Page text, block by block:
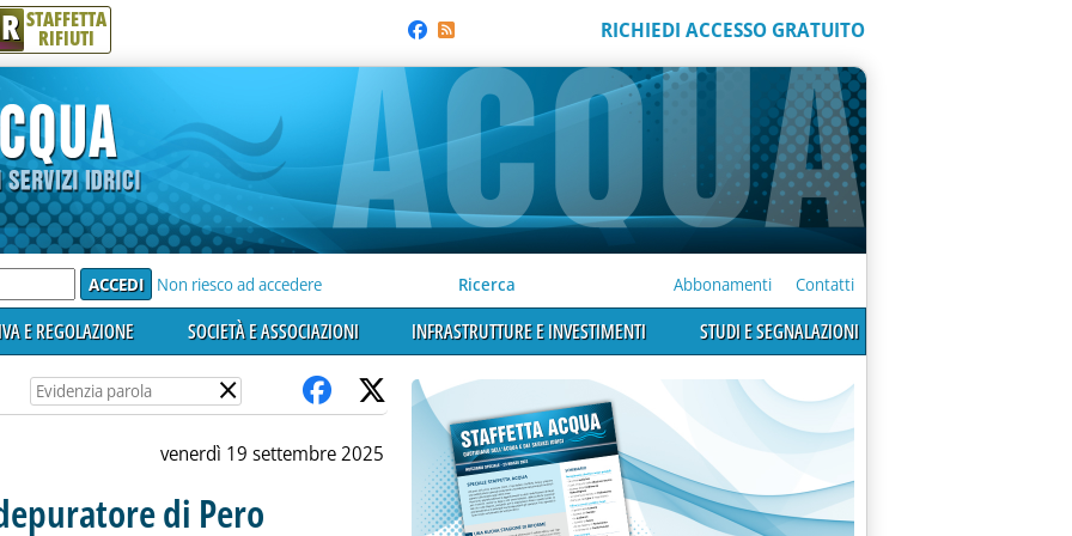
R STAFFETTA
RIFIUTI RICHIEDI ACCESSO GRATUITO
Non riesco ad accedere Ricerca Abbonamenti Contatti
E REGOLAZIONE SOCIETÀ E ASSOCIAZIONI INFRASTRUTTURE E INVESTIMENTI STUDI E SEGNALAZIONI
×
venerdì 19 settembre 2025
di Pero